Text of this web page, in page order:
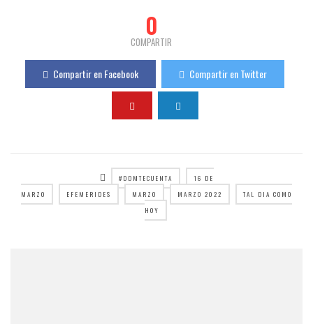
0
COMPARTIR
Compartir en Facebook Compartir en Twitter
#DDMTECUENTA
16 DE
MARZO
EFEMERIDES MARZO MARZO 2022
TAL DIA COMO
HOY